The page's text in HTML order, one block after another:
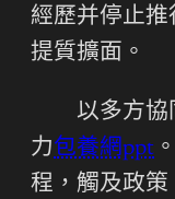
經歷并停止推
提質擴面。
以多方協
力包養網ppt
程，觸及政